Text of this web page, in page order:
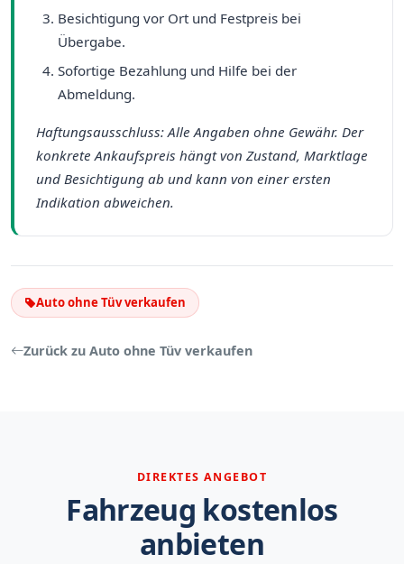
Besichtigung vor Ort und Festpreis bei
Übergabe.
Sofortige Bezahlung und Hilfe bei der
Abmeldung.
Haftungsausschluss: Alle Angaben ohne Gewähr. Der
konkrete Ankaufspreis hängt von Zustand, Marktlage
und Besichtigung ab und kann von einer ersten
Indikation abweichen.
Auto ohne Tüv verkaufen
Zurück zu Auto ohne Tüv verkaufen
DIREKTES ANGEBOT
Fahrzeug kostenlos
anbieten